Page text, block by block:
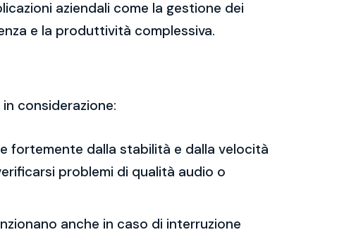
aziendali come la gestione dei
e la produttività complessiva.
considerazione:
fortemente dalla stabilità e dalla velocità
problemi di qualità audio o
anche in caso di interruzione